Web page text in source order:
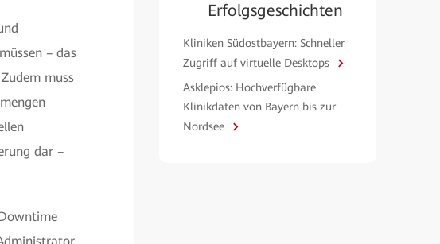
– das
muss
dar –
Erfolgsgeschichten
Kliniken Südostbayern: Schneller
Zugriff auf virtuelle Desktops
Asklepios: Hochverfügbare
Klinikdaten von Bayern bis zur
Nordsee